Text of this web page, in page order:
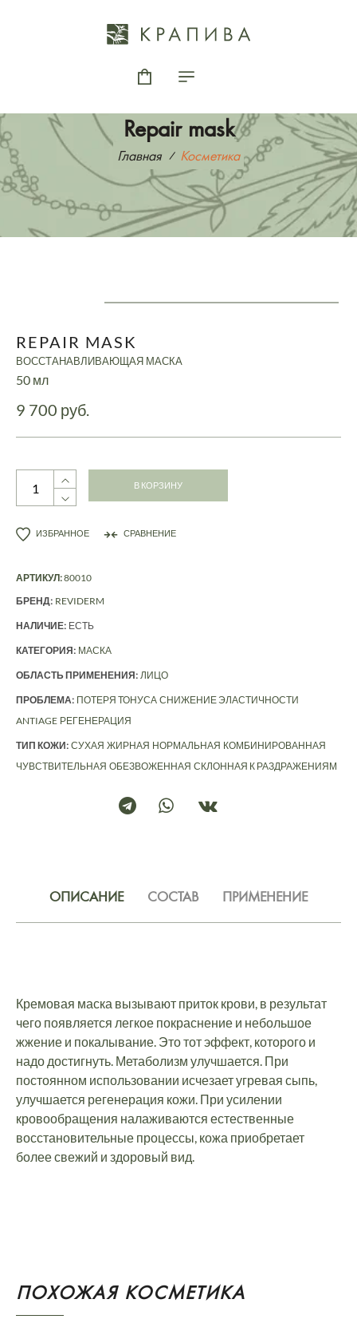
Repair mask
Главная Косметика
REPAIR MASK
ВОССТАНАВЛИВАЮЩАЯ МАСКА
50 мл
9 700 руб.
В КОРЗИНУ
ИЗБРАННОЕ СРАВНЕНИЕ
АРТИКУЛ:80010
БРЕНД: REVIDERM
НАЛИЧИЕ: ЕСТЬ
КАТЕГОРИЯ: МАСКА
ОБЛАСТЬ ПРИМЕНЕНИЯ: ЛИЦО
ПРОБЛЕМА: ПОТЕРЯ ТОНУСА СНИЖЕНИЕ ЭЛАСТИЧНОСТИ
ANTIAGE РЕГЕНЕРАЦИЯ
ТИП КОЖИ: СУХАЯ ЖИРНАЯ НОРМАЛЬНАЯ КОМБИНИРОВАННАЯ
ЧУВСТВИТЕЛЬНАЯ ОБЕЗВОЖЕННАЯ СКЛОННАЯ К РАЗДРАЖЕНИЯМ
ОПИСАНИЕ СОСТАВ ПРИМЕНЕНИЕ
Кремовая маска вызывают приток крови, в результат
чего появляется легкое покраснение и небольшое
жжение и покалывание. Это тот эффект, которого и
надо достигнуть. Метаболизм улучшается. При
постоянном использовании исчезает угревая сыпь,
улучшается регенерация кожи. При усилении
кровообращения налаживаются естественные
восстановительные процессы, кожа приобретает
более свежий и здоровый вид.
ПОХОЖАЯ КОСМЕТИКА